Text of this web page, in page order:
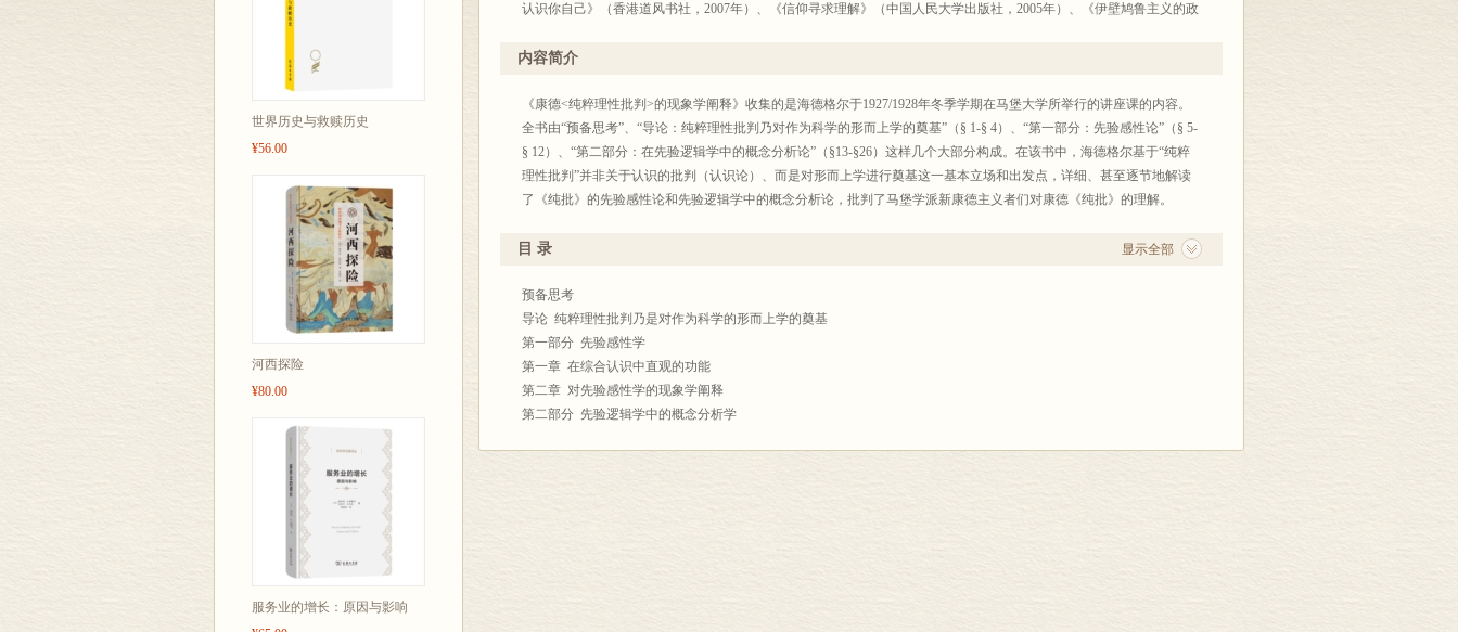
世界历史与救赎历史
¥56.00
河西探险
¥80.00
服务业的增长：原因与影响
认识你自己》（香港道风书社，2007年）、《信仰寻求理解》（中国人民大学出版社，2005年）、《伊壁鸠鲁主义的政
多部，发表论文近30篇。主持国家社科基金重点项目“古希腊哲学经典研究著作译丛”和青年项目“西方中世纪亚里士多
内容简介
《康德<纯粹理性批判>的现象学阐释》收集的是海德格尔于1927/1928年冬季学期在马堡大学所举行的讲座课的内容。
全书由“预备思考”、“导论：纯粹理性批判乃对作为科学的形而上学的奠基”（§ 1-§ 4）、“第一部分：先验感性论”（§ 5-
§ 12）、“第二部分：在先验逻辑学中的概念分析论”（§13-§26）这样几个大部分构成。在该书中，海德格尔基于“纯粹
理性批判”并非关于认识的批判（认识论）、而是对形而上学进行奠基这一基本立场和出发点，详细、甚至逐节地解读
了《纯批》的先验感性论和先验逻辑学中的概念分析论，批判了马堡学派新康德主义者们对康德《纯批》的理解。
显示全部
目 录
预备思考
导论 纯粹理性批判乃是对作为科学的形而上学的奠基
第一部分 先验感性学
第一章 在综合认识中直观的功能
第二章 对先验感性学的现象学阐释
第二部分 先验逻辑学中的概念分析学